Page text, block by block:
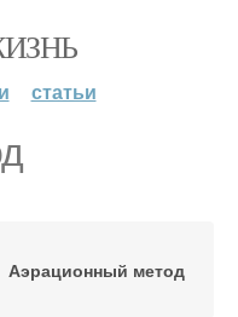
статьи
Аэрационный метод